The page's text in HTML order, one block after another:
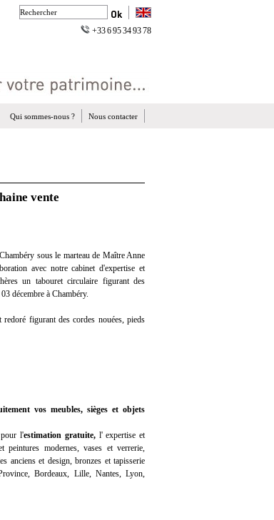
+33 6 95 34 93 78
Nous contacter
Qui sommes-nous ?
vente
sous le marteau de Maître Anne
avec notre cabinet d'expertise et
un tabouret circulaire figurant des
décembre à Chambéry.
figurant des cordes nouées, pieds
vos meubles, sièges et objets
l'estimation gratuite, l'expertise et
modernes, vases et verrerie,
anciens et design, bronzes et tapisserie
Bordeaux, Lille, Nantes, Lyon,